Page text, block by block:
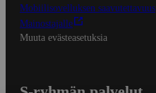
Mobiilisovelluksen saavutettavuus
Mainostajalle
Muuta evästeasetuksia